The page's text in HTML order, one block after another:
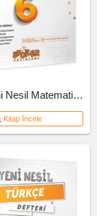
6. Sınıf Yeni Nesil Matematik Defteri
Kitap İncele